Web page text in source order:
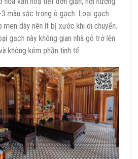
màu sắc trong ô gạch. Loại gạch
men dày nên ít bị xước khi di chuyển.
gạch này không gian nhà gỗ trở lên
không kém phần tinh tế.